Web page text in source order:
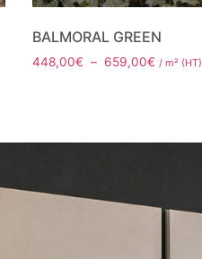
BALMORAL GREEN
448,00€ – 659,00€ / m² (HT)